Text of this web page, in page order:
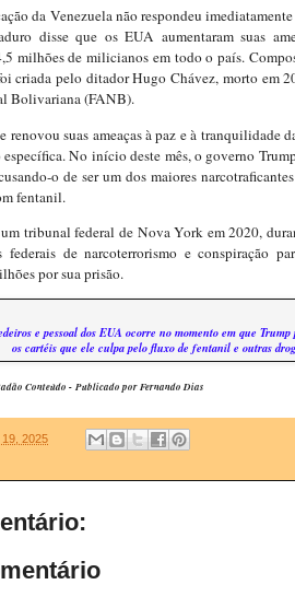
da Venezuela não respondeu
disse que os EUA aumentaram suas
milhões de milicianos em todo o país.
criada pelo ditador Hugo Chávez, morto em
Bolivariana (FANB).
suas ameaças à paz e à tranquilidade
No início deste mês, o governo
o de ser um dos maiores
fentanil.
tribunal federal de Nova York em 2020,
federais de narcoterrorismo e conspiração
por sua prisão.
e pessoal dos EUA ocorre no momento em que
os cartéis que ele culpa pelo fluxo de fentanil e outras
Conteúdo - Publicado por Fernando Dias
2025